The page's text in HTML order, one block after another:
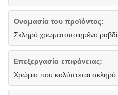
Ονομασία του προϊόντος:
Σκληρό χρωματοποιημένο ραβδί
Επεξεργασία επιφάνειας:
Χρώμιο που καλύπτεται σκληρό